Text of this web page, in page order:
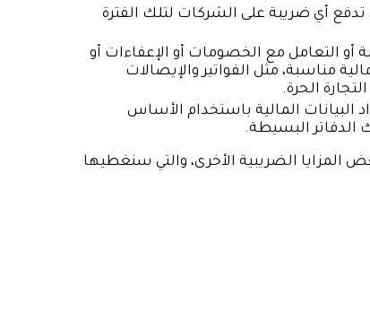
تدفع أي ضريبة على الشركات لتلك الفترة
التعامل مع الخصومات أو الإعفاءات أو
مناسبة، مثل الفواتير والإيصالات
الحرة.
البيانات المالية باستخدام الأساس
الدفاتر البسيطة.
المزايا الضريبية الأخرى، والتي سنغطيها